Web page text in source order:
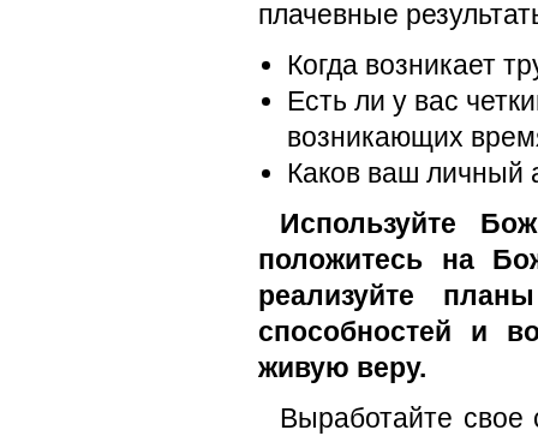
плачевные
Когда возникает
Есть ли у вас
возникающих
Каков ваш личный
Используйте
положитесь на
реализуйте
способностей и
живую веру.
Выработайте свое